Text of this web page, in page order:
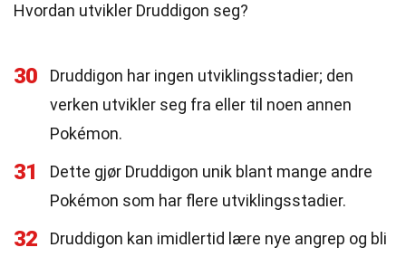
Hvordan utvikler Druddigon seg?
30
Druddigon har ingen utviklingsstadier; den
verken utvikler seg fra eller til noen annen
Pokémon.
31
Dette gjør Druddigon unik blant mange andre
Pokémon som har flere utviklingsstadier.
32
Druddigon kan imidlertid lære nye angrep og bli